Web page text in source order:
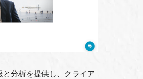
分析を提供し、クライア